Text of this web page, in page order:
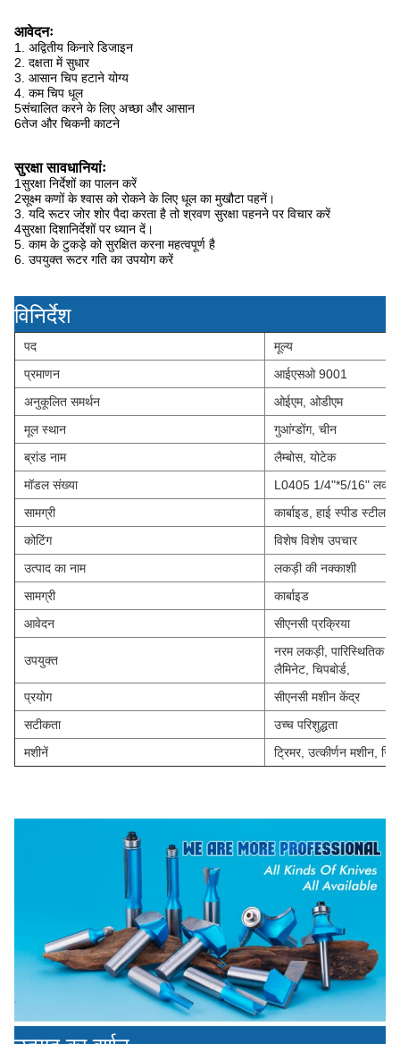
आवेदनः
1. अद्वितीय किनारे डिजाइन
2. दक्षता में सुधार
3. आसान चिप हटाने योग्य
4. कम चिप धूल
5संचालित करने के लिए अच्छा और आसान
6तेज और चिकनी काटने
सुरक्षा सावधानियांः
1सुरक्षा निर्देशों का पालन करें
2सूक्ष्म कणों के श्वास को रोकने के लिए धूल का मुखौटा पहनें।
3. यदि रूटर जोर शोर पैदा करता है तो श्रवण सुरक्षा पहनने पर विचार करें
4सुरक्षा दिशानिर्देशों पर ध्यान दें।
5. काम के टुकड़े को सुरक्षित करना महत्वपूर्ण है
6. उपयुक्त रूटर गति का उपयोग करें
विनिर्देश
पद
मूल्य
प्रमाणन
आईएसओ 9001
अनुकूलित समर्थन
ओईएम, ओडीएम
मूल स्थान
गुआंग्डोंग, चीन
ब्रांड नाम
लैम्बोस, योटेक
मॉडल संख्या
L0405 1/4"*5/16" लकड़ी
सामग्री
कार्बाइड, हाई स्पीड स्टील,
कोटिंग
विशेष विशेष उपचार
उत्पाद का नाम
लकड़ी की नक्काशी
सामग्री
कार्बाइड
आवेदन
सीएनसी प्रक्रिया
उपयुक्त
नरम लकड़ी, पारिस्थितिक
लैमिनेट, चिपबोर्ड,
प्रयोग
सीएनसी मशीन केंद्र
सटीकता
उच्च परिशुद्धता
मशीनें
ट्रिमर, उत्कीर्णन मशीन,